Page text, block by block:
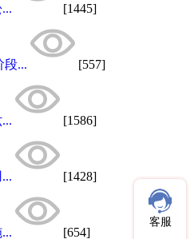
[1445]
段... [557]
[1586]
[1428]
[654]
客服